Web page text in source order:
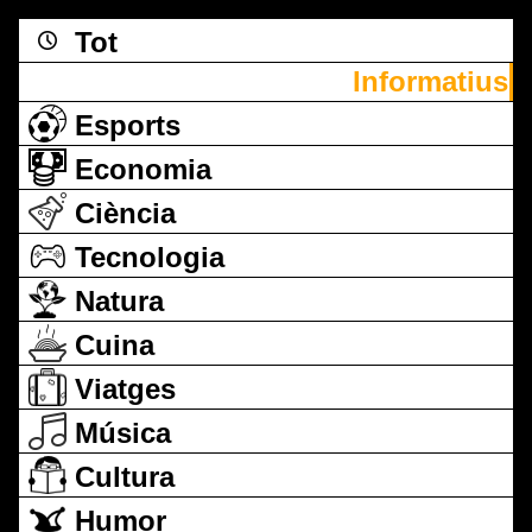
Tot
Informatius
Esports
Economia
Ciència
Tecnologia
Natura
Cuina
Viatges
Música
Cultura
Humor